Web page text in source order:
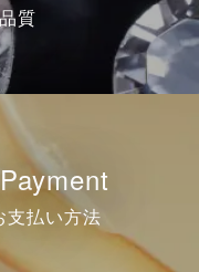
質
支払い方法